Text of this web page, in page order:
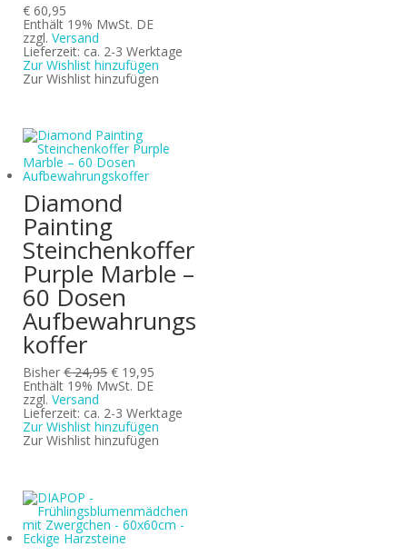
€ 60,95
Enthält 19% MwSt. DE
zzgl.Versand
Lieferzeit: ca. 2-3 Werktage
Zur Wishlist hinzufügen
Zur Wishlist hinzufügen
Diamond
Painting
Steinchenkoffer
Purple Marble –
60 Dosen
Aufbewahrungs
koffer
Bisher €24,95Ursprünglicher
Preis
€ 24,95
€ 19,95
€ 19,95.
Enthält 19% MwSt. DE
zzgl.Versand
Lieferzeit: ca. 2-3 Werktage
Zur Wishlist hinzufügen
Zur Wishlist hinzufügen